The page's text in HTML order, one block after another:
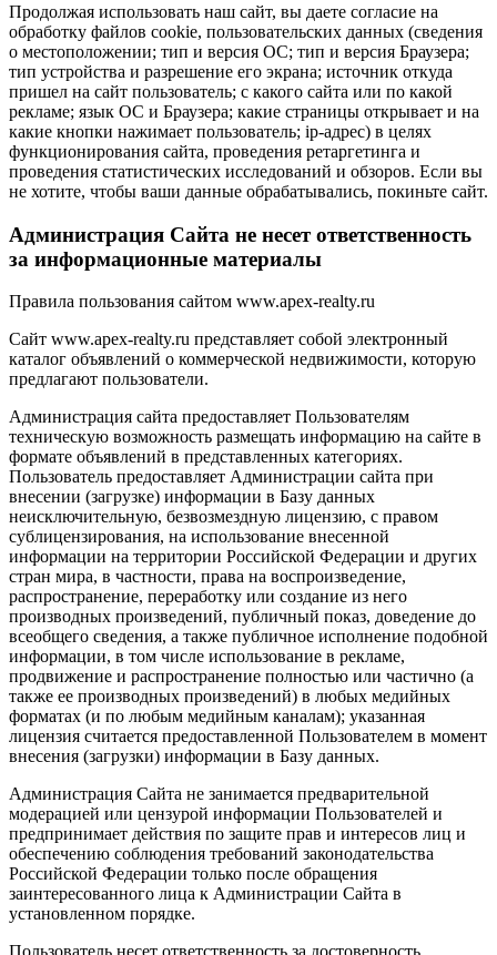
Продолжая использовать наш сайт, вы даете согласие на
обработку файлов cookie, пользовательских данных (сведения
о местоположении; тип и версия ОС; тип и версия Браузера;
тип устройства и разрешение его экрана; источник откуда
пришел на сайт пользователь; с какого сайта или по какой
рекламе; язык ОС и Браузера; какие страницы открывает и на
какие кнопки нажимает пользователь; ip-адрес) в целях
функционирования сайта, проведения ретаргетинга и
проведения статистических исследований и обзоров. Если вы
не хотите, чтобы ваши данные обрабатывались, покиньте сайт.
Администрация Сайта не несет ответственность
за информационные материалы
Правила пользования сайтом www.apex-realty.ru
Сайт www.apex-realty.ru представляет собой электронный
каталог объявлений о коммерческой недвижимости, которую
предлагают пользователи.
Администрация сайта предоставляет Пользователям
техническую возможность размещать информацию на сайте в
формате объявлений в представленных категориях.
Пользователь предоставляет Администрации сайта при
внесении (загрузке) информации в Базу данных
неисключительную, безвозмездную лицензию, с правом
сублицензирования, на использование внесенной
информации на территории Российской Федерации и других
стран мира, в частности, права на воспроизведение,
распространение, переработку или создание из него
производных произведений, публичный показ, доведение до
всеобщего сведения, а также публичное исполнение подобной
информации, в том числе использование в рекламе,
продвижение и распространение полностью или частично (а
также ее производных произведений) в любых медийных
форматах (и по любым медийным каналам); указанная
лицензия считается предоставленной Пользователем в момент
внесения (загрузки) информации в Базу данных.
Администрация Сайта не занимается предварительной
модерацией или цензурой информации Пользователей и
предпринимает действия по защите прав и интересов лиц и
обеспечению соблюдения требований законодательства
Российской Федерации только после обращения
заинтересованного лица к Администрации Сайта в
установленном порядке.